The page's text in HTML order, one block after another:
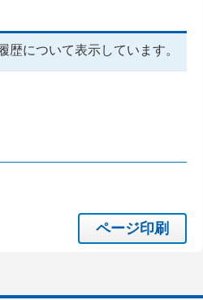
歴について表示しています。
ページ印刷